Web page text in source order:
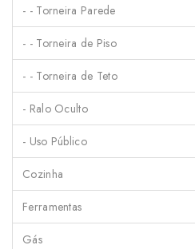
- - Torneira Parede
- - Torneira de Piso
- - Torneira de Teto
- Ralo Oculto
- Uso Público
Cozinha
Ferramentas
Gás